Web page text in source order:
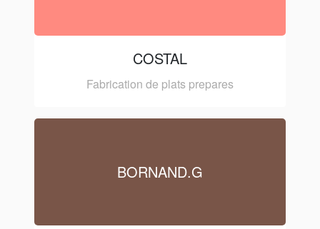
COSTAL
Fabrication de plats prepares
BORNAND.G